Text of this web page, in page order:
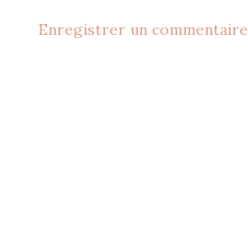
Enregistrer un commentaire